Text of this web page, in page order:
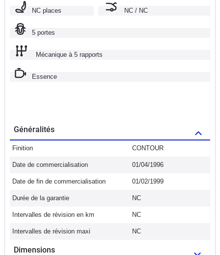
NC places NC / NC
5 portes
Mécanique à 5 rapports
Essence
Généralités
Finition CONTOUR
Date de commercialisation 01/04/1996
Date de fin de commercialisation 01/02/1999
Durée de la garantie NC
Intervalles de révision en km NC
Intervalles de révision maxi NC
Dimensions